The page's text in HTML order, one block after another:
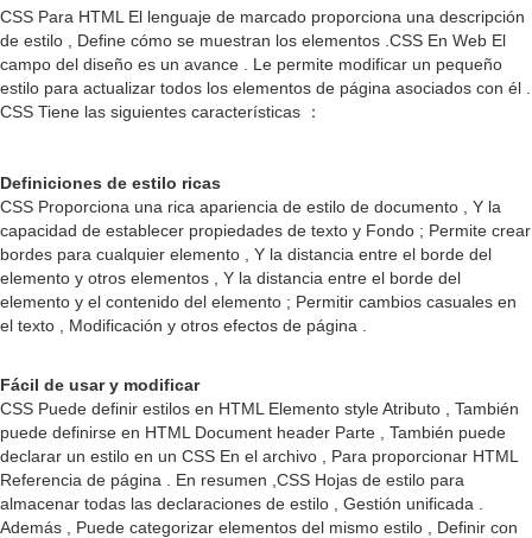
CSS Para HTML El lenguaje de marcado proporciona una descripción
de estilo , Define cómo se muestran los elementos .CSS En Web El
campo del diseño es un avance . Le permite modificar un pequeño
estilo para actualizar todos los elementos de página asociados con él .
CSS Tiene las siguientes características ：
Definiciones de estilo ricas
CSS Proporciona una rica apariencia de estilo de documento , Y la
capacidad de establecer propiedades de texto y Fondo ; Permite crear
bordes para cualquier elemento , Y la distancia entre el borde del
elemento y otros elementos , Y la distancia entre el borde del
elemento y el contenido del elemento ; Permitir cambios casuales en
el texto , Modificación y otros efectos de página .
Fácil de usar y modificar
CSS Puede definir estilos en HTML Elemento style Atributo , También
puede definirse en HTML Document header Parte , También puede
declarar un estilo en un CSS En el archivo , Para proporcionar HTML
Referencia de página . En resumen ,CSS Hojas de estilo para
almacenar todas las declaraciones de estilo , Gestión unificada .
Además , Puede categorizar elementos del mismo estilo , Definir con